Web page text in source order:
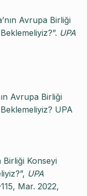
Avrupa Birliği
UPA
Avrupa Birliği
UPA
Birliği Konseyi
UPA
Mar. 2022,